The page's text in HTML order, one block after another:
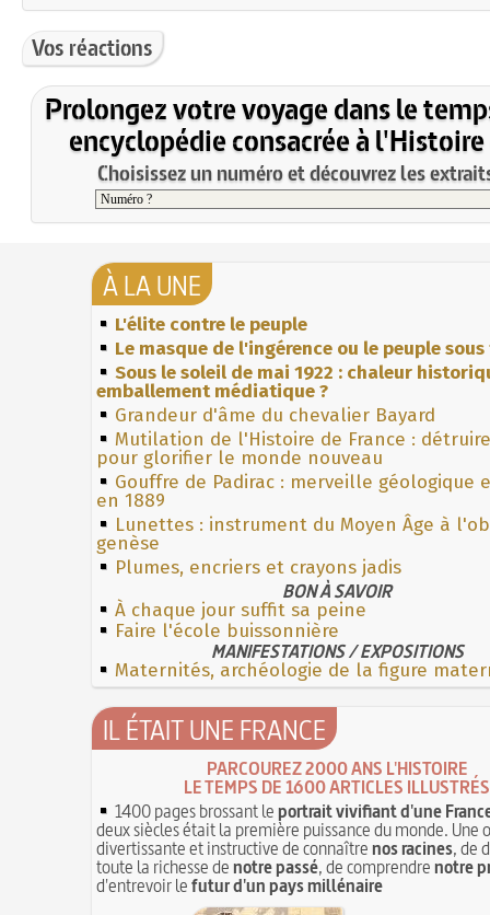
Vos réactions
Prolongez votre voyage dans le
encyclopédie consacrée à l'Histoire
Choisissez un numéro et découvrez les
À LA UNE
L'élite contre le peuple
Le masque de l'ingérence ou le peuple
Sous le soleil de mai 1922 : chaleur
emballement médiatique ?
Grandeur d'âme du chevalier Bayard
Mutilation de l'Histoire de France :
pour glorifier le monde nouveau
Gouffre de Padirac : merveille géologique
en 1889
Lunettes : instrument du Moyen Âge à
genèse
Plumes, encriers et crayons jadis
BON À SAVOIR
À chaque jour suffit sa peine
Faire l'école buissonnière
MANIFESTATIONS / EXPOSITIONS
Maternités, archéologie de la figure
IL ÉTAIT UNE FRANCE
PARCOUREZ 2000 ANS L'HISTOIRE
LE TEMPS DE 1600 ARTICLES ILLUSTRÉS
1400 pages brossant leportrait vivifiant d'une
deux siècles était la première puissance du monde. Une
divertissante et instructive de connaîtrenos racines, de
toute la richesse denotre passé, de comprendrenotre
d'entrevoir lefutur d'un pays millénaire